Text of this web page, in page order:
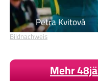
Petra Kvitová
Bildnachweis
Mehr